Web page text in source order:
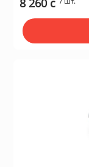
8 260 c